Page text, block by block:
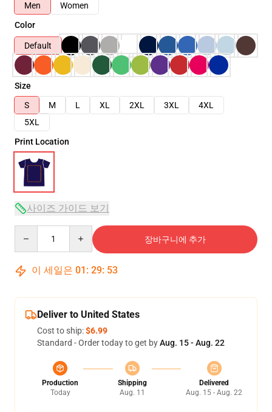
Men
Women
Color
Default
Size
S
M L XL 2XL 3XL
4XL
5XL
Print Location
사이즈 가이드 보기
장바구니에 추가
이 세일은 01 : 29: 52
Deliver to United States
Cost to ship:$6.99
Standard - Order today to get byAug. 15 - Aug. 22
Production
Today
Shipping
Aug. 11
Delivered
Aug. 15 - Aug. 22